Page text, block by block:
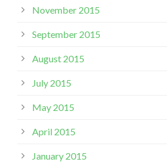
November 2015
September 2015
August 2015
July 2015
May 2015
April 2015
January 2015